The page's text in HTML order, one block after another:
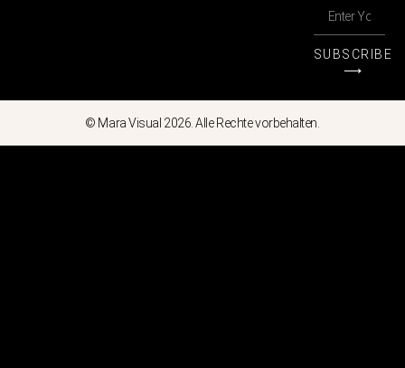
SUBSCRIBE
⟶
© Mara Visual 2026. Alle Rechte vorbehalten.